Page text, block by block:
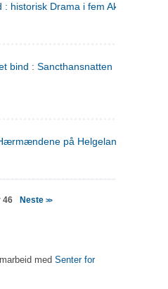
historisk Drama i fem Akter
bind : Sancthansnatten ; Fru Inger
på Helgeland
46 Neste>>
med Senter for